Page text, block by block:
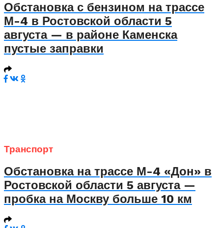
Обстановка с бензином на трассе
М-4 в Ростовской области 5
августа — в районе Каменска
пустые заправки
Транспорт
Обстановка на трассе М-4 «Дон» в
Ростовской области 5 августа —
пробка на Москву больше 10 км